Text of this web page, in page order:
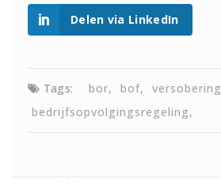
Delen via LinkedIn
Tags: bor bof versobering
bedrijfsopvolgingsregeling